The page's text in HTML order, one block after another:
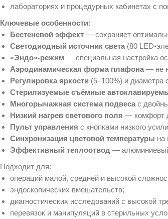
лабораториях и процедурных кабинетах с
Ключевые особенности:
Бестеневой эффект — сохраняет
Светодиодный источник света (80
«Эндо»‑режим — специальная настройка
Аэродинамическая форма плафона — не
Регулировка яркости (5–100%) и диаметра
Стерилизуемые съёмные
Многорычажная система подвеса с
Низкий нагрев светового поля — комфорт
Пульт управления с кнопками низкого
Синхронизация цветовой температуры на
Эффективный теплоотвод — алюминиевый
Подходит для:
операций малой, средней и высокой
эндоскопических вмешательств;
диагностических исследований с высокой
перевязок и манипуляций в стерильных